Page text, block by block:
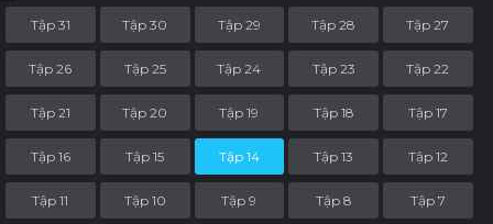
Tập 31 Tập 30 Tập 29 Tập 28 Tập 27
Tập 26 Tập 25 Tập 24 Tập 23 Tập 22
Tập 21 Tập 20 Tập 19 Tập 18 Tập 17
Tập 16 Tập 15 Tập 14 Tập 13 Tập 12
Tập 11 Tập 10 Tập 9 Tập 8 Tập 7